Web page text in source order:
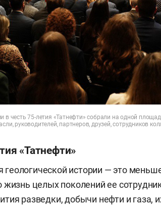
в честь 75-летия «Татнефти» собрали на одной
руководителей, партнеров, друзей, сотрудников
«Татнефти»
геологической истории — это
жизнь целых поколений ее
разведки, добычи нефти и газа,